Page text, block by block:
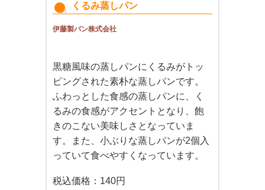
くるみ蒸しパン
伊藤製パン株式会社
黒糖風味の蒸しパンにくるみがトッ
ピングされた素朴な蒸しパンです。
ふわっとした食感の蒸しパンに、く
るみの食感がアクセントとなり、飽
きのこない美味しさとなっていま
す。また、小ぶりな蒸しパンが2個入
っていて食べやすくなっています。
税込価格：140円